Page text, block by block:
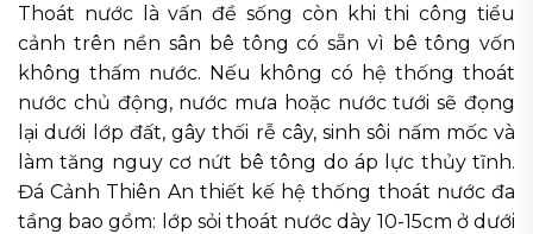
Thoát nước là vấn đề sống còn khi thi công tiểu
cảnh trên nền sân bê tông có sẵn vì bê tông vốn
không thấm nước. Nếu không có hệ thống thoát
nước chủ động, nước mưa hoặc nước tưới sẽ đọng
lại dưới lớp đất, gây thối rễ cây, sinh sôi nấm mốc và
làm tăng nguy cơ nứt bê tông do áp lực thủy tĩnh.
Đá Cảnh Thiên An thiết kế hệ thống thoát nước đa
tầng bao gồm: lớp sỏi thoát nước dày 10-15cm ở dưới